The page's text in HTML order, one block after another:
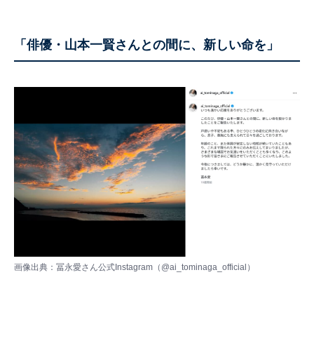
「俳優・山本⼀賢さんとの間に、新しい命を」
画像出典：冨永愛さん公式Instagram（ @ai_tominaga_official ）